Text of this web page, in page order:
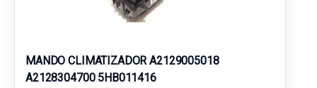
MANDO CLIMATIZADOR A2129005018
A2128304700 5HB011416